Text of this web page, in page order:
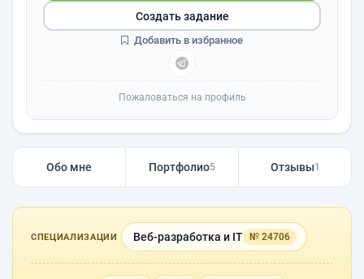
Создать задание
Добавить в избранное
Пожаловаться на профиль
Обо мне Портфолио5 Отзывы1
СПЕЦИАЛИЗАЦИИ Веб-разработка и IT № 24706